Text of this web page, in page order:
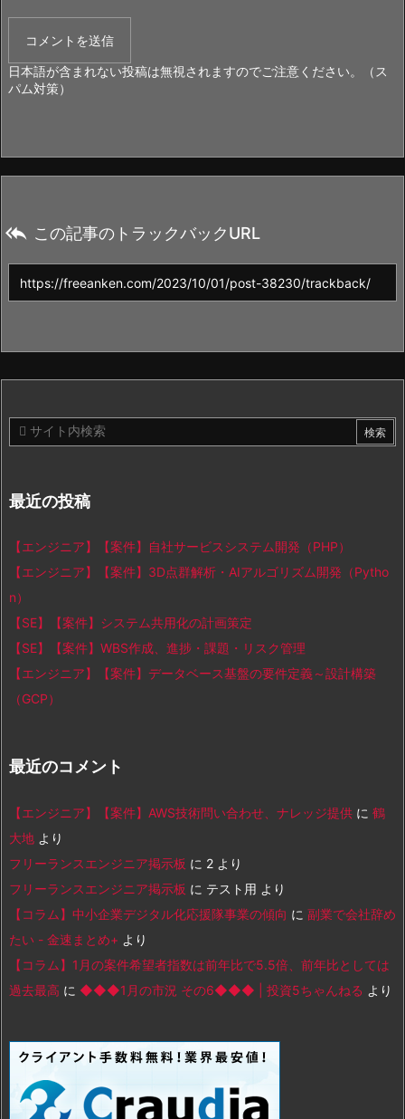
日本語が含まれない投稿は無視されますのでご注意ください。（ス
パム対策）
 この記事のトラックバックURL
最近の投稿
【エンジニア】【案件】自社サービスシステム開発（PHP）
【エンジニア】【案件】3D点群解析・AIアルゴリズム開発（Pytho
n）
【SE】【案件】システム共用化の計画策定
【SE】【案件】WBS作成、進捗・課題・リスク管理
【エンジニア】【案件】データベース基盤の要件定義～設計構築
（GCP）
最近のコメント
【エンジニア】【案件】AWS技術問い合わせ、ナレッジ提供 に 鶴
大地 より
フリーランスエンジニア掲示板 に 2 より
フリーランスエンジニア掲示板 に テスト用 より
【コラム】中小企業デジタル化応援隊事業の傾向 に 副業で会社辞め
たい - 金速まとめ+ より
【コラム】1月の案件希望者指数は前年比で5.5倍、前年比としては
過去最高 に ◆◆◆1月の市況 その6◆◆◆ | 投資5ちゃんねる より